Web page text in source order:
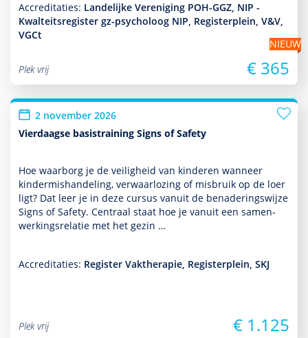
Accreditaties: Landelijke Vereniging POH-GGZ, NIP -
Kwalteitsregister gz-psycholoog NIP, Registerplein, V&V,
VGCt
NIEUW
Plek vrij
€ 365
2 november 2026
Vierdaagse basistraining Signs of Safety
Hoe waarborg je de veiligheid van kin­de­ren wanneer
kinder­mis­handeling, verwaarlozing of misbruik op de loer
ligt? Dat leer je in deze cursus vanuit de benade­ringswijze
Signs of Safety. Centraal staat hoe je vanuit een samen­
wer­kingsrelatie met het gezin …
Accreditaties: Register Vaktherapie, Registerplein, SKJ
Plek vrij € 1.125